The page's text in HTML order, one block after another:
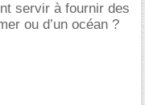
servir à fournir des
ou d’un océan ?